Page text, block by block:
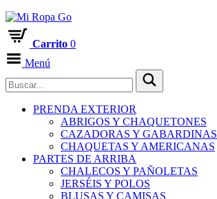
Carrito 0
Menú
PRENDA EXTERIOR
ABRIGOS Y CHAQUETONES
CAZADORAS Y GABARDINAS
CHAQUETAS Y AMERICANAS
PARTES DE ARRIBA
CHALECOS Y PAÑOLETAS
JERSÉIS Y POLOS
BLUSAS Y CAMISAS